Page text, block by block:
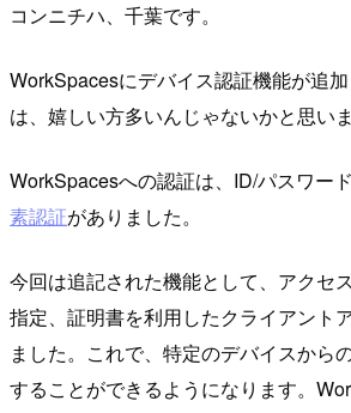
コンニチハ、千葉です。
WorkSpacesにデバイス認証機能が追
は、嬉しい方多いんじゃないかと思いま
WorkSpacesへの認証は、ID/パスワー
素認証がありました。
今回は追記された機能として、アクセ
指定、証明書を利用したクライアント
ました。これで、特定のデバイスから
することができるようになります。